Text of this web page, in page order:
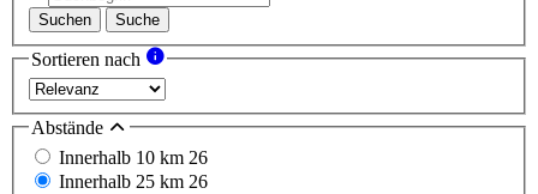
Suchen Suche
Sortieren nach
Abstände
Innerhalb 10 km 26
Innerhalb 25 km 26